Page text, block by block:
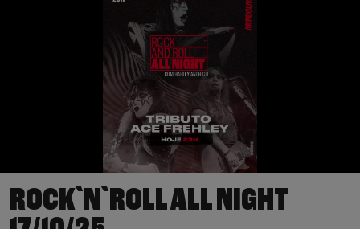
ROCK`N`ROLL ALL NIGHT